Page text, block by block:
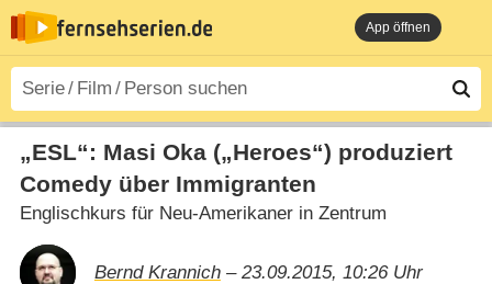
App öffnen
„ESL“: Masi Oka („Heroes“) produziert
Comedy über Immigranten
Englischkurs für Neu-Amerikaner in Zentrum
Bernd Krannich– 23.09.2015, 10:26 Uhr